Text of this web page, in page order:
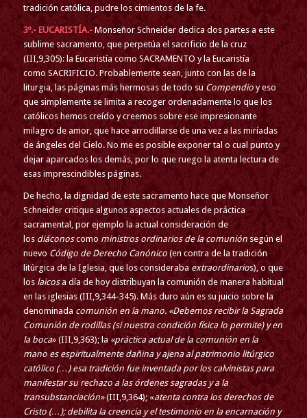
tradición católica, pudre los cimientos de la fe.
3º.- EUCARISTÍA.-Monseñor Schneider dedica dos partes a este
sublime sacramento, que perpetúa el sacrificio de la cruz
(III,9,305): la Eucaristía como SACRAMENTO y la Eucaristía
como SACRIFICIO. Probablemente sean, junto con las de la
liturgia, las páginas más hermosas de todo su Compendioy eso
que simplemente se limita a recoger ordenadamente lo que los
católicos hemos creído y creemos sobre ese impresionante
milagro de amor, que hace arrodillarse de una vez a las miríadas
de ángeles del Cielo. No me es posible exponer tal o cual punto y
dejar aparcados los demás, por lo que ruego la atenta lectura de
esas imprescindibles páginas.
De hecho, la dignidad de este sacramento hace que Monseñor
Schneider critique algunos aspectos actuales de práctica
sacramental, por ejemplo la actual consideración de
los diáconoscomo ministros ordinarios de la comuniónsegún el
nuevo Código de Derecho Canónico (en contra de la tradición
litúrgica de la Iglesia, que los consideraba extraordinarios), o que
los laicosa día de hoy distribuyan la comunión de manera habitual
en las iglesias (III,9,344-345). Más duro aún es su juicio sobre la
denominada comunión en la mano. «Debemos recibir la Sagrada
Comunión de rodillas (si nuestra condición física lo permite) y en
la boca» (III,9,363); la «práctica actual de la comunión en la
mano es espiritualmente dañina y ajena al patrimonio litúrgico
católico (…) esa tradición fue inventada por los calvinistas para
manifestar su rechazo a las órdenes sagradas y a la
transubstanciación»(III,9,364); «atenta contra los derechos de
Cristo (…); debilita la creencia y el testimonio en la encarnación y